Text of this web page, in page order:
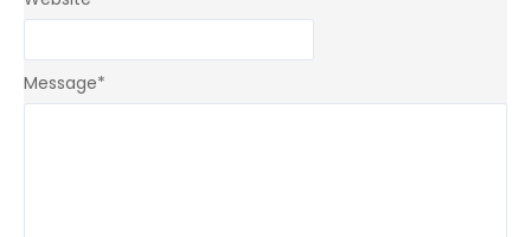
Message*